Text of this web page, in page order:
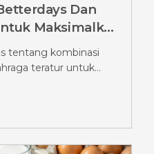
Dan
Maksimalkan
Wajib Tahu
tentang kombinasi
teratur untuk